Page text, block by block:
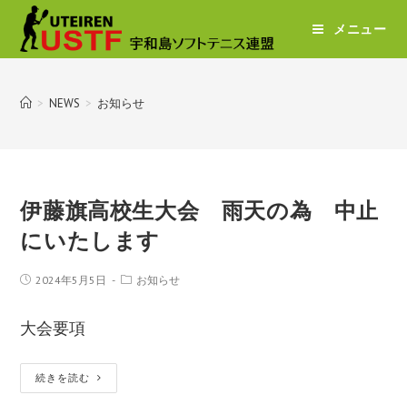
メニュー
> NEWS > お知らせ
伊藤旗高校生大会 雨天の為 中止
にいたします
2024年5月5日 お知らせ
大会要項
続きを読む